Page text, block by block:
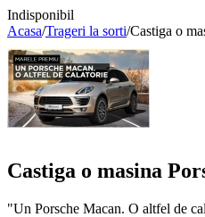
Indisponibil
Acasa/Trageri la sorti/Castiga o
Castiga o masina
"Un Porsche Macan. O altfel de